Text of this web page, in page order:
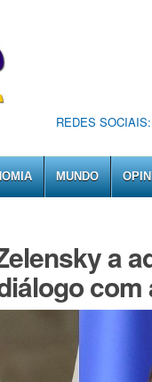
REDES SOCIAIS:
MUNDO
a
com